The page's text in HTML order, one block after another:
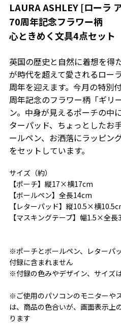
LAURA ASHLEY [ローラ
70周年記念フラワー柄
心ときめく文具4点セット
英国の歴史と自然に着想を得
が時代を超えて愛されるロー
周年を迎えます。今月の特別
周年記念のフラワー柄「ギリ
ン。中身が見えるポーチの中
ターパッド、ちょっとしたお
ールペン、お洒落にラッピン
をセットしています。
サイズ（約）
【ポーチ】縦17×横17cm
【ボールペン】全長14cm
【レターパッド】縦10.5×横
【マスキングテープ】幅1.5×全
※ポーチとボールペン、レターパ
付録に含まれません
※付録の色みやデザイン、サイズ
※ご使用のパソコンのモニターや
は、商品の色合いが、画面表示上
ります